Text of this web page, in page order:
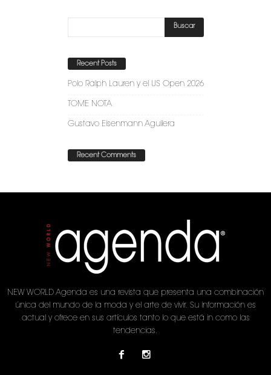
Recent Posts
Polo Ralph Lauren y el US Open 2026
TOME NOTA
Gustavo Eisenmann Aguilera
Recent Comments
NEW WORLD Agenda es una revista que presenta una combinación
única del mundo de la moda y el arte de vivir. Su información es
actual y ofrece en sus artículos tanto lo que está in como las
tendencias.